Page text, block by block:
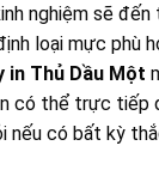
nghiệm sẽ
loại mực phù
in Thủ Dầu Một
có thể trực tiếp
nếu có bất kỳ